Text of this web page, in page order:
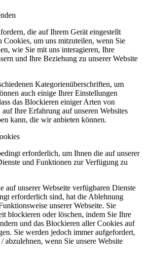
die auf Ihrem Gerät eingestellt
Cookies, um uns mitzuteilen, wenn Sie
wie Sie mit uns interagieren, Ihre
und Ihre Beziehung zu unserer Website
Kategorienüberschriften, um
auch einige Ihrer Einstellungen
das Blockieren einiger Arten von
Ihre Erfahrung auf unseren Websites
kann, die wir anbieten können.
erforderlich, um Ihnen die auf unserer
und Funktionen zur Verfügung zu
auf unserer Webseite verfügbaren Dienste
erforderlich sind, hat die Ablehnung
unserer Webseite. Sie
blockieren oder löschen, indem Sie Ihre
und das Blockieren aller Cookies auf
Sie werden jedoch immer aufgefordert,
abzulehnen, wenn Sie unsere Website